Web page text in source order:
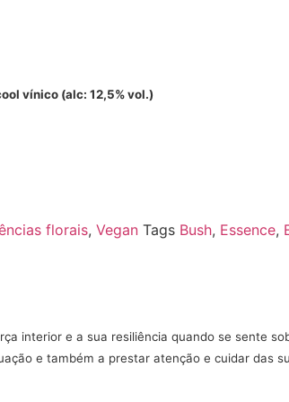
vínico (alc: 12,5% vol.)
florais, Vegan Tags Bush, Essence,
interior e a sua resiliência quando se sente
e também a prestar atenção e cuidar das